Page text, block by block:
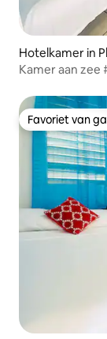
Hotelkamer in
Kamer aan zee
Favoriet van
Favoriet van